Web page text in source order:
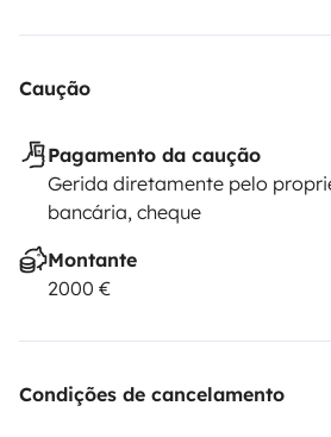
Caução
Pagamento da caução
Gerida diretamente pelo
bancária, cheque
Montante
2000 €
Condições de cancelamento